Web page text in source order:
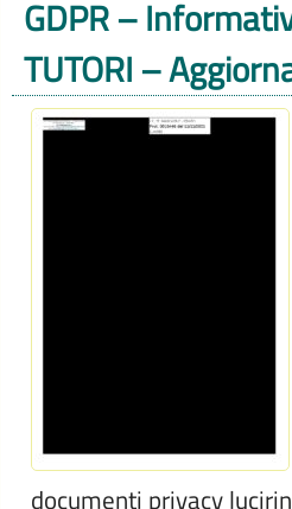
GDPR –
TUTORI –
documenti privacy